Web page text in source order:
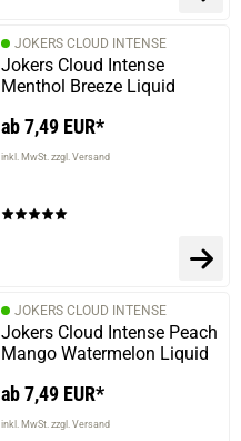
JOKERS CLOUD INTENSE
Jokers Cloud Intense
Menthol Breeze Liquid
ab 7,49 EUR*
inkl. MwSt. zzgl. Versand
JOKERS CLOUD INTENSE
Jokers Cloud Intense Peach
Mango Watermelon Liquid
ab 7,49 EUR*
inkl. MwSt. zzgl. Versand